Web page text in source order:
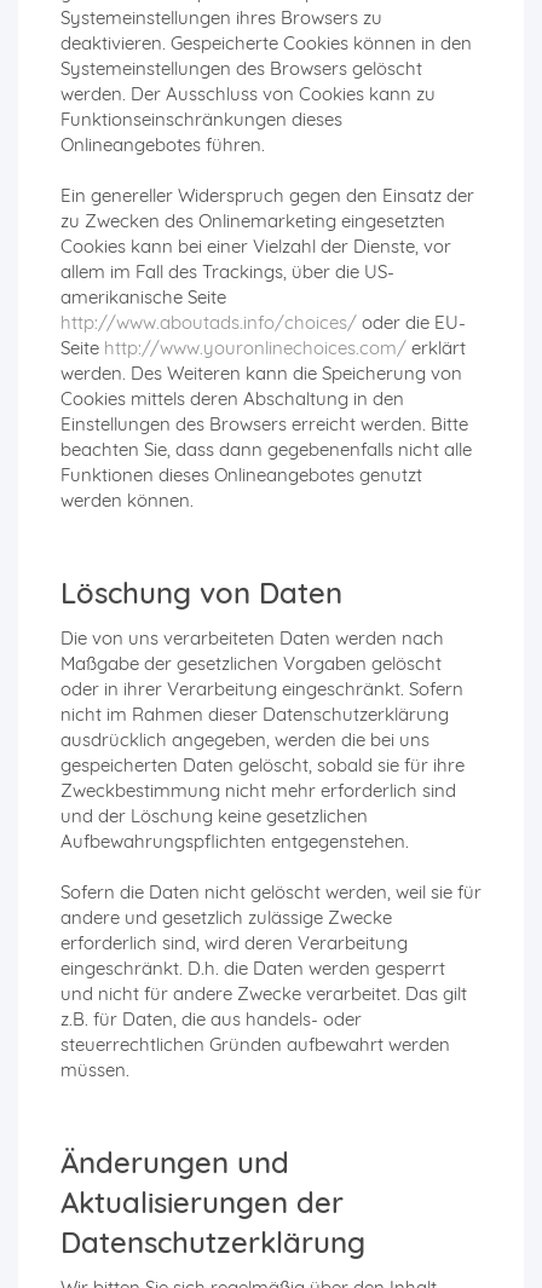
Systemeinstellungen ihres Browsers zu
deaktivieren. Gespeicherte Cookies können in den
Systemeinstellungen des Browsers gelöscht
werden. Der Ausschluss von Cookies kann zu
Funktionseinschränkungen dieses
Onlineangebotes führen.
Ein genereller Widerspruch gegen den Einsatz der
zu Zwecken des Onlinemarketing eingesetzten
Cookies kann bei einer Vielzahl der Dienste, vor
allem im Fall des Trackings, über die US-
amerikanische Seite
http://www.aboutads.info/choices/ oder die EU-
Seite http://www.youronlinechoices.com/ erklärt
werden. Des Weiteren kann die Speicherung von
Cookies mittels deren Abschaltung in den
Einstellungen des Browsers erreicht werden. Bitte
beachten Sie, dass dann gegebenenfalls nicht alle
Funktionen dieses Onlineangebotes genutzt
werden können.
Löschung von Daten
Die von uns verarbeiteten Daten werden nach
Maßgabe der gesetzlichen Vorgaben gelöscht
oder in ihrer Verarbeitung eingeschränkt. Sofern
nicht im Rahmen dieser Datenschutzerklärung
ausdrücklich angegeben, werden die bei uns
gespeicherten Daten gelöscht, sobald sie für ihre
Zweckbestimmung nicht mehr erforderlich sind
und der Löschung keine gesetzlichen
Aufbewahrungspflichten entgegenstehen.
Sofern die Daten nicht gelöscht werden, weil sie für
andere und gesetzlich zulässige Zwecke
erforderlich sind, wird deren Verarbeitung
eingeschränkt. D.h. die Daten werden gesperrt
und nicht für andere Zwecke verarbeitet. Das gilt
z.B. für Daten, die aus handels- oder
steuerrechtlichen Gründen aufbewahrt werden
müssen.
Änderungen und
Aktualisierungen der
Datenschutzerklärung